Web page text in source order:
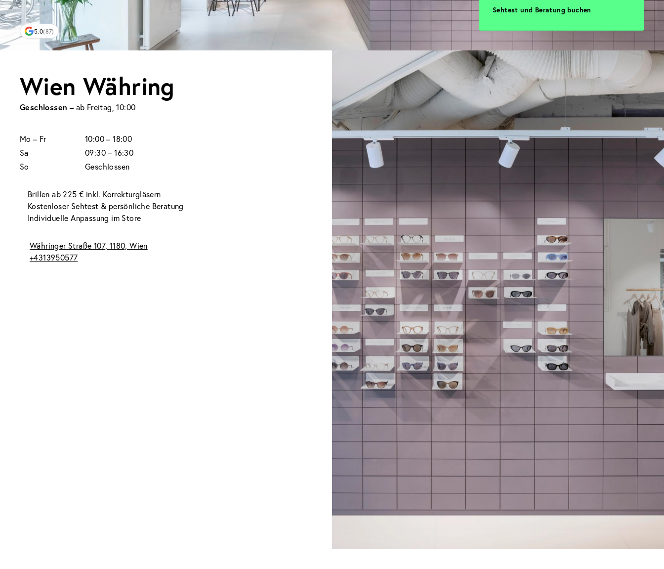
Sehtest und Beratung buchen
5.0(87)
Wien Währing
Geschlossen – ab Freitag, 10:00
Mo– Fr
10:00 – 18:00
Sa
09:30 – 16:30
So
Geschlossen
Brillen ab 225 € inkl. Korrekturgläsern
Kostenloser Sehtest & persönliche Beratung
Individuelle Anpassung im Store
Währinger Straße 107, 1180, Wien
+4313950577